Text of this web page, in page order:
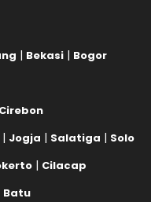
| Bekasi | Bogor
Cirebon
| Jogja | Salatiga | Solo
| Cilacap
Batu